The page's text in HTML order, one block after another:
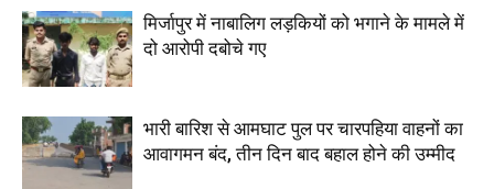
मिर्जापुर में नाबालिग लड़कियों को भगाने के मामले में
दो आरोपी दबोचे गए
भारी बारिश से आमघाट पुल पर चारपहिया वाहनों का
आवागमन बंद, तीन दिन बाद बहाल होने की उम्मीद